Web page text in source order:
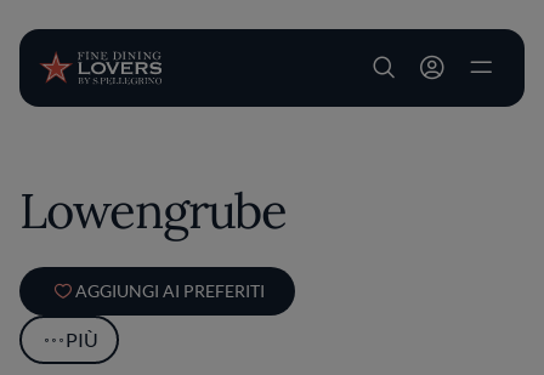
User account
Lowengrube
AGGIUNGI AI PREFERITI
PIÙ